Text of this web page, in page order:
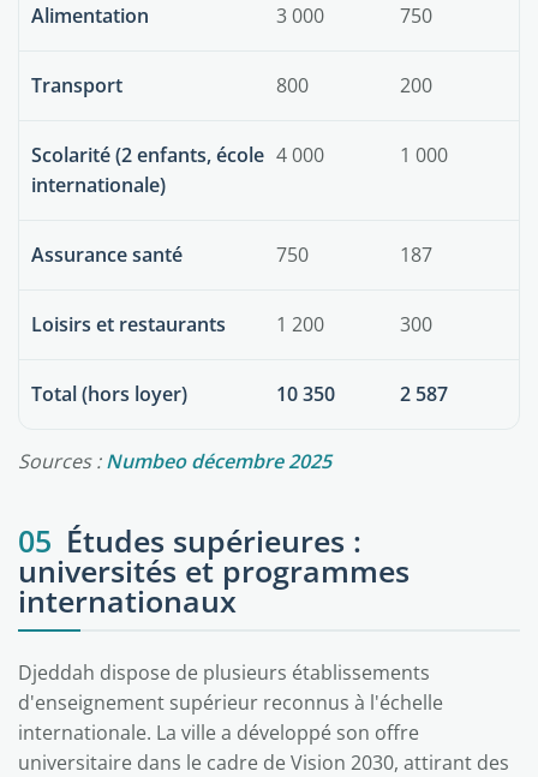
Alimentation 3 000 750
Transport 800 200
Scolarité (2 enfants, école
internationale)
4 000 1 000
Assurance santé 750 187
Loisirs et restaurants 1 200 300
Total (hors loyer) 10 350 2 587
Sources :Numbeo décembre 2025
05 Études supérieures :
universités et programmes
internationaux
Djeddah dispose de plusieurs établissements
d'enseignement supérieur reconnus à l'échelle
internationale. La ville a développé son offre
universitaire dans le cadre de Vision 2030, attirant des